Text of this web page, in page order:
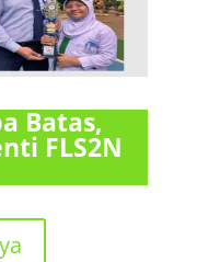
Batas,
FLS2N